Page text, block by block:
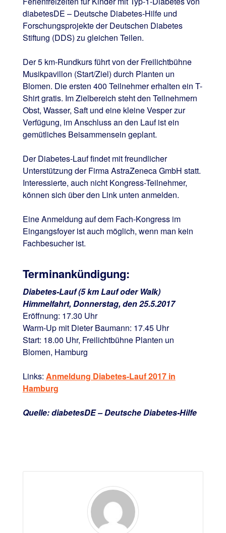
diabetesDE – Deutsche Diabetes-Hilfe und
Forschungsprojekte der Deutschen Diabetes
Stiftung (DDS) zu gleichen Teilen.
Der 5 km-Rundkurs führt von der Freilichtbühne
Musikpavillon (Start/Ziel) durch Planten un
Blomen. Die ersten 400 Teilnehmer erhalten ein T-
Shirt gratis. Im Zielbereich steht den Teilnehmern
Obst, Wasser, Saft und eine kleine Vesper zur
Verfügung, im Anschluss an den Lauf ist ein
gemütliches Beisammensein geplant.
Der Diabetes-Lauf findet mit freundlicher
Unterstützung der Firma AstraZeneca GmbH statt.
Interessierte, auch nicht Kongress-Teilnehmer,
können sich über den Link unten anmelden.
Eine Anmeldung auf dem Fach-Kongress im
Eingangsfoyer ist auch möglich, wenn man kein
Fachbesucher ist.
Terminankündigung:
Diabetes-Lauf (5 km Lauf oder Walk)
Himmelfahrt, Donnerstag, den 25.5.2017
Eröffnung: 17.30 Uhr
Warm-Up mit Dieter Baumann: 17.45 Uhr
Start: 18.00 Uhr, Freilichtbühne Planten un
Blomen, Hamburg
Links: Anmeldung Diabetes-Lauf 2017 in
Hamburg
Quelle: diabetesDE – Deutsche Diabetes-Hilfe